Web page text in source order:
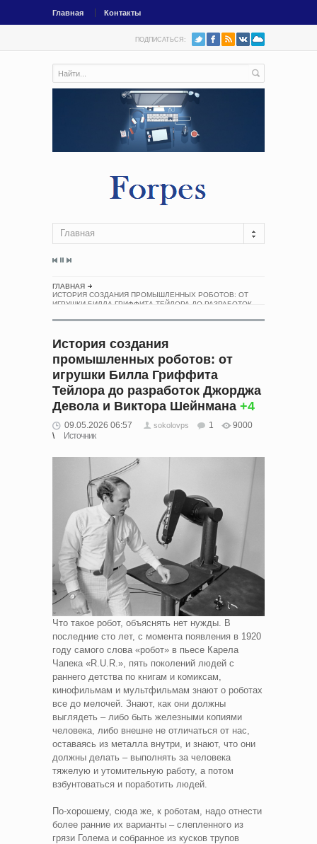
Главная Контакты
ПОДПИСАТЬСЯ:
Главная
ГЛАВНАЯ
ИСТОРИЯ СОЗДАНИЯ ПРОМЫШЛЕННЫХ РОБОТОВ: ОТ
ИГРУШКИ БИЛЛА ГРИФФИТА ТЕЙЛОРА ДО РАЗРАБОТОК
История создания
промышленных роботов: от
игрушки Билла Гриффита
Тейлора до разработок Джорджа
Девола и Виктора Шейнмана +4
09.05.2026 06:57 sokolovps 1
9000
Источник
Что такое робот, объяснять нет нужды. В
последние сто лет, с момента появления в 1920
году самого слова «робот» в пьесе Карела
Чапека «R.U.R.», пять поколений людей с
раннего детства по книгам и комиксам,
кинофильмам и мультфильмам знают о роботах
все до мелочей. Знают, как они должны
выглядеть – либо быть железными копиями
человека, либо внешне не отличаться от нас,
оставаясь из металла внутри, и знают, что они
должны делать – выполнять за человека
тяжелую и утомительную работу, а потом
взбунтоваться и поработить людей.
По-хорошему, сюда же, к роботам, надо отнести
более ранние их варианты – слепленного из
грязи Голема и собранное из кусков трупов